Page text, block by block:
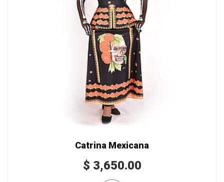
Catrina Mexicana
$ 3,650.00